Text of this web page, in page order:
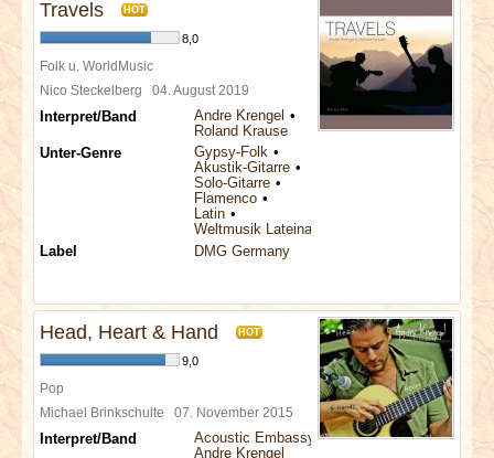
SPECIALS
REDAKTION
LINKS
Travels HOT
8,0
Folk u. WorldMusic
Nico Steckelberg 04. August 2019
Interpret/Band
Andre Krengel
Roland Krause
Unter-Genre
Gypsy-Folk
Akustik-Gitarre
Solo-Gitarre
Flamenco
Latin
Weltmusik Lateinamerika
Label
DMG Germany
Head, Heart & Hand HOT
9,0
Pop
Michael Brinkschulte 07. November 2015
Interpret/Band
Acoustic Embassy
Andre Krengel